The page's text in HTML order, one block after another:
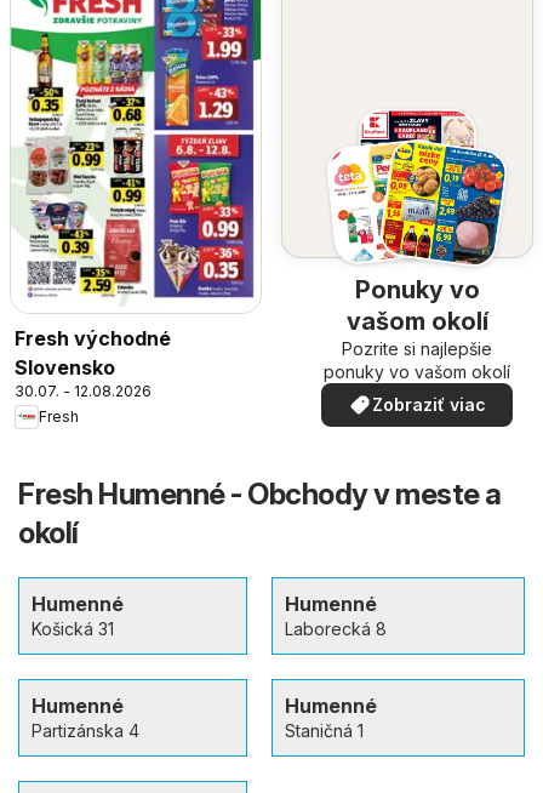
Fresh východné
Slovensko
30.07. - 12.08.2026
Fresh
Ponuky vo
vašom okolí
Pozrite si najlepšie
ponuky vo vašom okolí
Zobraziť viac
Fresh Humenné - Obchody v meste a
okolí
Humenné
Košická 31
Humenné
Laborecká 8
Humenné
Partizánska 4
Humenné
Staničná 1